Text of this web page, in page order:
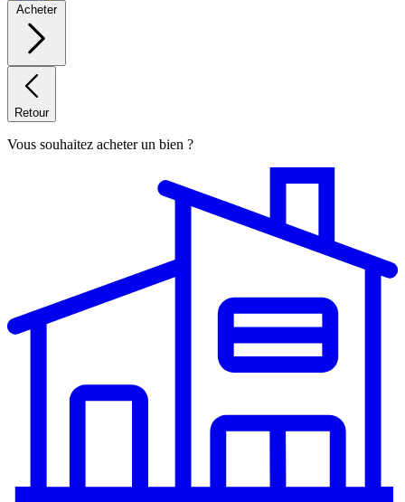
Acheter
Retour
Vous souhaitez acheter un bien ?